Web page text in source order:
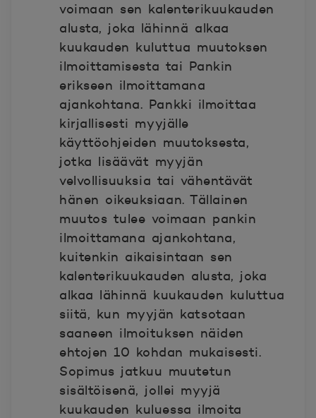
voimaan sen kalenterikuukauden
alusta, joka lähinnä alkaa
kuukauden kuluttua muutoksen
ilmoittamisesta tai Pankin
erikseen ilmoittamana
ajankohtana. Pankki ilmoittaa
kirjallisesti myyjälle
käyttöohjeiden muutoksesta,
jotka lisäävät myyjän
velvollisuuksia tai vähentävät
hänen oikeuksiaan. Tällainen
muutos tulee voimaan pankin
ilmoittamana ajankohtana,
kuitenkin aikaisintaan sen
kalenterikuukauden alusta, joka
alkaa lähinnä kuukauden kuluttua
siitä, kun myyjän katsotaan
saaneen ilmoituksen näiden
ehtojen 10 kohdan mukaisesti.
Sopimus jatkuu muutetun
sisältöisenä, jollei myyjä
kuukauden kuluessa ilmoita